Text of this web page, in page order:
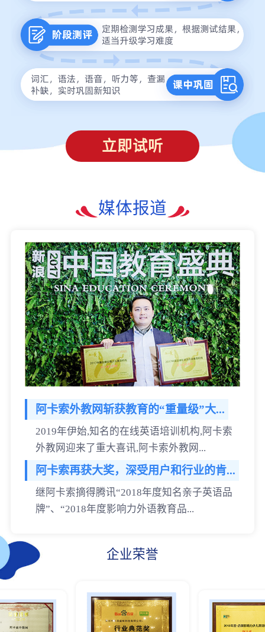
立即试听
媒体报道
阿卡索外教网斩获教育的“重量级”大...
2019年伊始,知名的在线英语培训机构,阿卡索
外教网迎来了重大喜讯,阿卡索外教网...
阿卡索再获大奖，深受用户和行业的肯...
继阿卡索摘得腾讯“2018年度知名亲子英语品
牌”、“2018年度影响力外语教育品...
企业荣誉